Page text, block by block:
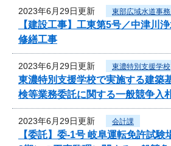
2023年6月29日更新 東部広域水道事
【建設工事】工東第5号／中津川
修繕工事
2023年6月29日更新 東濃特別支援学校
東濃特別支援学校で実施する建築
検等業務委託に関する一般競争入
2023年6月29日更新 会計課
【委託】委-1号 岐阜運転免許試